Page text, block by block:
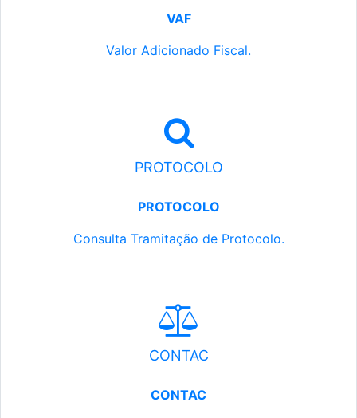
VAF
Valor Adicionado Fiscal.
PROTOCOLO
PROTOCOLO
Consulta Tramitação de Protocolo.
CONTAC
CONTAC